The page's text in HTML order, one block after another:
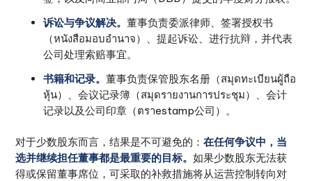
诉讼与争议解决。董事负责委派律师、签署授权书
（หนังสือมอบอำนาจ）、提起诉讼、进行抗辩，并代表
公司处理索赔事宜。
书籍和记录。董事负责保管股东名册（สมุดทะเบียนผู้ถือ
หุ้น）、会议记录簿（สมุดรายงานการประชุม）、会计
记录以及公司印章（ตราestamp公司）。
对于少数股东而言，结果是不可避免的：在任何争议中，当
选并继续担任董事都是最重要的目标。如果少数股东无法获
得或保留董事席位，可采取的补救措施将从运营控制转向对